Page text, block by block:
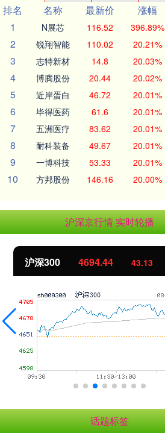
排名
名称 最新价 涨幅
1
N展芯 116.52 396.89%
2 锐翔智能 110.02 20.21%
3 志特新材 14.8 20.03%
4 博腾股份 20.44 20.02%
5 近岸蛋白 46.72 20.01%
6 毕得医药 61.6 20.01%
7 五洲医疗 83.62 20.01%
8 耐科装备 49.67 20.01%
9 一博科技 53.33 20.01%
10 方邦股份 146.16 20.00%
沪深京行情 实时轮播
沪深300 4694.44 43.13
话题标签